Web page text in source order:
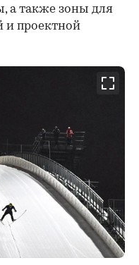
а также зоны для
и проектной